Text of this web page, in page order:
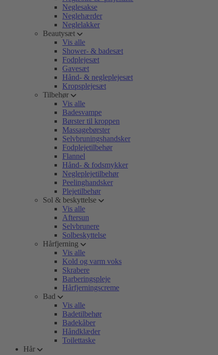
Neglesakse
Neglehærder
Neglelakker
Beautysæt
Vis alle
Shower- & badesæt
Fodplejesæt
Gavesæt
Hånd- & negleplejesæt
Kropsplejesæt
Tilbehør
Vis alle
Badesvampe
Børster til kroppen
Massagebørster
Selvbruningshandsker
Fodplejetilbehør
Flannel
Hånd- & fodsmykker
Negleplejetilbehør
Peelinghandsker
Plejetilbehør
Sol & beskyttelse
Vis alle
Aftersun
Selvbrunere
Solbeskyttelse
Hårfjerning
Vis alle
Kold og varm voks
Skrabere
Barberingspleje
Hårfjerningscreme
Bad
Vis alle
Badetilbehør
Badekåber
Håndklæder
Toilettaske
Hår